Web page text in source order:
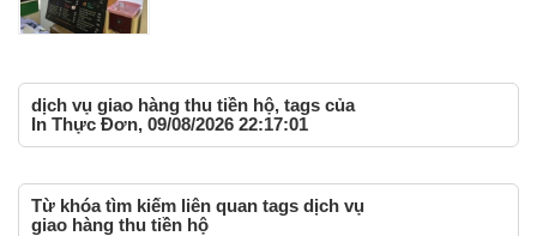
dịch vụ giao hàng thu tiền hộ, tags của
In Thực Đơn, 09/08/2026 22:17:01
Từ khóa tìm kiếm liên quan tags dịch vụ
giao hàng thu tiền hộ